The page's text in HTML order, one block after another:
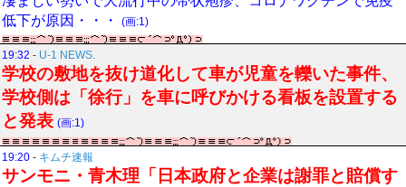
低下が原因・・・
(画:1)
19:32 - U-1 NEWS.
学校の敷地を抜け道化して車が児童を轢いた事件、
学校側は「徐行」を車に呼びかける看板を設置する
と発表 (画:1)
19:20 - キムチ速報
サンモニ・青木理「日本政府と企業は謝罪と賠償す